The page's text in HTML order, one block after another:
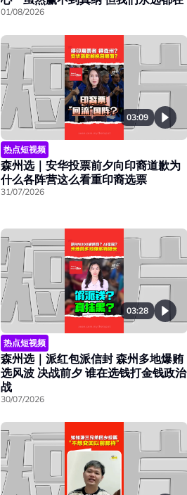
01/08/2026
03:09
热点短视频
森州选｜安华投票前夕向印裔道歉为
什么各阵营这么看重印裔选票
31/07/2026
03:28
热点短视频
森州选｜派红包派信封 森州多地爆贿
选风波 决战前夕 谁在选钱打金钱政治
战
30/07/2026